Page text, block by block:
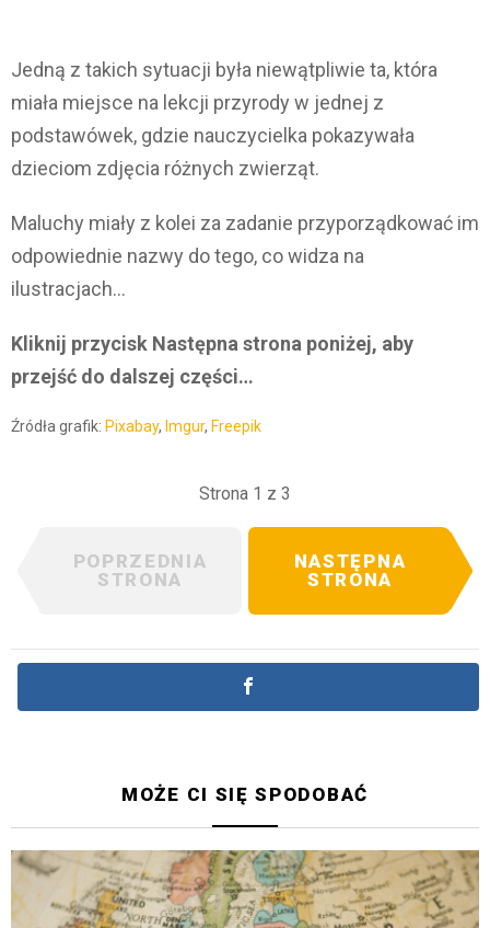
Jedną z takich sytuacji była niewątpliwie ta, która
miała miejsce na lekcji przyrody w jednej z
podstawówek, gdzie nauczycielka pokazywała
dzieciom zdjęcia różnych zwierząt.
Maluchy miały z kolei za zadanie przyporządkować im
odpowiednie nazwy do tego, co widza na
ilustracjach…
Kliknij przycisk Następna strona poniżej, aby
przejść do dalszej części…
Źródła grafik: Pixabay, Imgur, Freepik
Strona 1 z 3
POPRZEDNIA
STRONA
NASTĘPNA
STRONA
MOŻE CI SIĘ SPODOBAĆ